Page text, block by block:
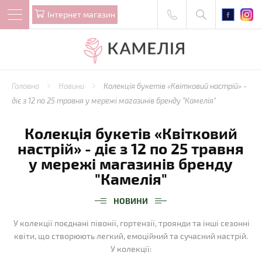
Iнтернет магазин
Головна Новини
Колекція букетів «Квітковий настрій» -
діє з 12 по 25 травня у мережі магазинів бренду "Камелія"
Колекція букетів «Квітковий
настрій» - діє з 12 по 25 травня
у мережі магазинів бренду
"Камелія"
НОВИНИ
У колекції поєднані півонії, гортензії, троянди та інші сезонні
квіти, що створюють легкий, емоційний та сучасний настрій.
У колекції: